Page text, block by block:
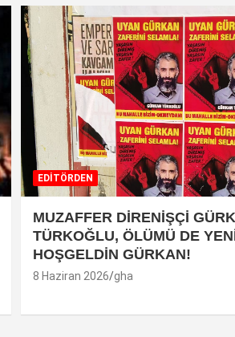
EDİTÖRDEN
MUZAFFER DİRENİŞÇİ
TÜRKOĞLU, ÖLÜMÜ DE
HOŞGELDİN GÜRKAN!
8 Haziran 2026 gha